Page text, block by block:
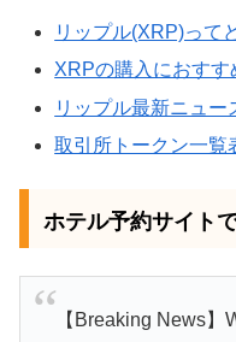
リップル(XRP)って
XRPの購入におすす
リップル最新ニュー
取引所トークン一覧
ホテル予約サイト
【Breaking News